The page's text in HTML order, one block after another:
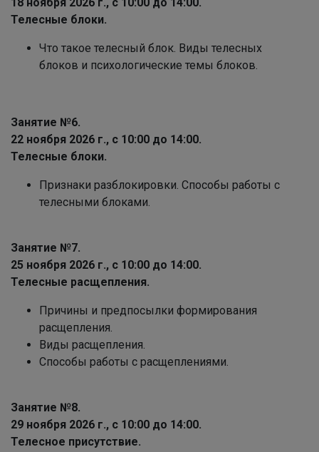
Телесные блоки.
Что такое телесный блок. Виды телесных
блоков и психологические темы блоков.
Занятие №6.
22 ноября 2026 г., с 10:00 до 14:00.
Телесные блоки.
Признаки разблокировки. Способы работы с
телесными блоками.
Занятие №7.
25 ноября 2026 г., с 10:00 до 14:00.
Телесные расщепления.
Причины и предпосылки формирования
расщепления.
Виды расщепления.
Способы работы с расщеплениями.
Занятие №8.
29 ноября 2026 г., с 10:00 до 14:00.
Телесное присутствие.